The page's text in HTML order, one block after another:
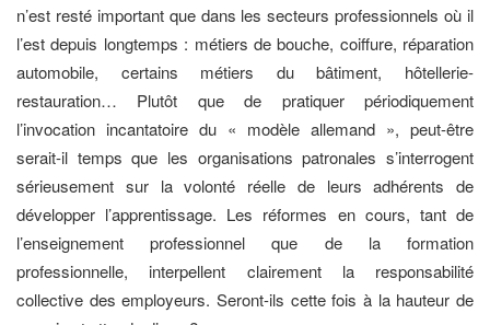
n’est resté important que dans les secteurs professionnels où il
l’est depuis longtemps : métiers de bouche, coiffure, réparation
automobile, certains métiers du bâtiment, hôtellerie-
restauration… Plutôt que de pratiquer périodiquement
l’invocation incantatoire du « modèle allemand », peut-être
serait-il temps que les organisations patronales s’interrogent
sérieusement sur la volonté réelle de leurs adhérents de
développer l’apprentissage. Les réformes en cours, tant de
l’enseignement professionnel que de la formation
professionnelle, interpellent clairement la responsabilité
collective des employeurs. Seront-ils cette fois à la hauteur de